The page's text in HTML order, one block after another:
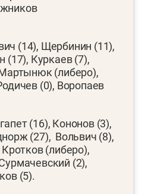
(14), Щербинин (11),
(17), Куркаев (7),
(либеро),
(0), Воропаев
(16), Кононов (3),
(27), Вольвич (8),
(либеро),
(2),
(5).